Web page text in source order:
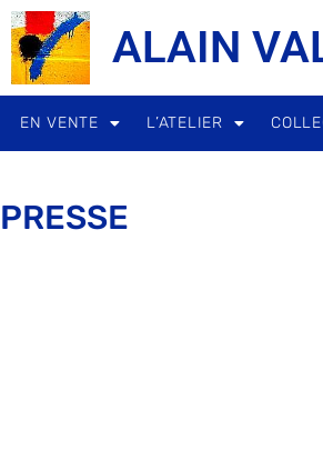
ALAIN
EN VENTE L’ATELIER
PRESSE